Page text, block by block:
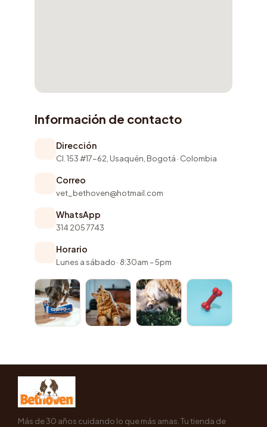
Información de contacto
Dirección
Cl. 153 #17-62, Usaquén, Bogotá · Colombia
Correo
vet_bethoven@hotmail.com
WhatsApp
314 205 7743
Horario
Lunes a sábado · 8:30am – 5pm
Más de 30 años cuidando lo que más amas. Tu tienda de